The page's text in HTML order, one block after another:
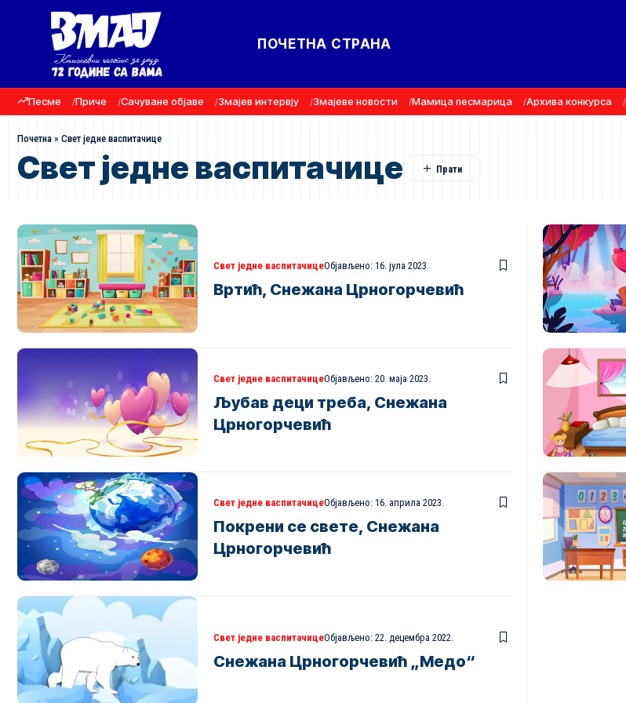
ПОЧЕТНА СТРАНА
Песме Приче Сачуване објаве Змајев интервју Змајеве новости Мамица песмарица Архива конкурса
Почетна » Свет једне васпитачице
Свет једне васпитачице
Свет једне васпитачицеОбјављено: 16. јула 2023.
Вртић, Снежана Црногорчевић
Свет једне васпитачицеОбјављено: 20. маја 2023.
Љубав деци треба, Снежана
Црногорчевић
Свет једне васпитачицеОбјављено: 16. априла 2023.
Покрени се свете, Снежана
Црногорчевић
Свет једне васпитачицеОбјављено: 22. децембра 2022.
Снежана Црногорчевић „Медо“